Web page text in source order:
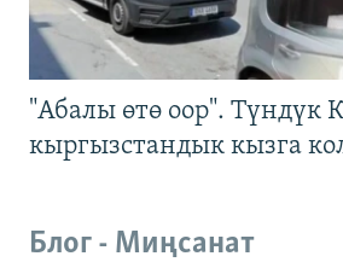
"Абалы өтө оор". Түндүк
кыргызстандык кызга
Блог - Миңсанат